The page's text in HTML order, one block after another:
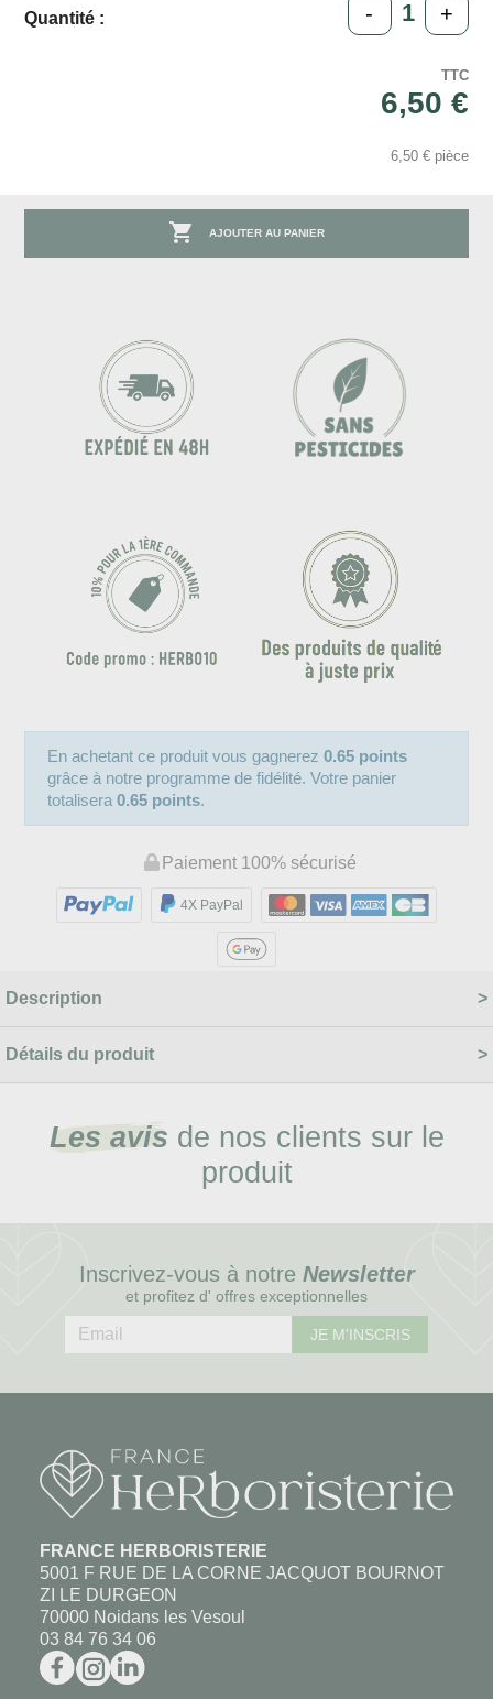
Quantité : - +
TTC
6,50 €
6,50 € pièce
 AJOUTER AU PANIER
En achetant ce produit vous gagnerez0.65 points
grâce à notre programme de fidélité. Votre panier
totalisera0.65 points.
Paiement 100% sécurisé
4X PayPal
Description
Détails du produit
Les avis de nos clients sur le
produit
Inscrivez-vous à notre Newsletter
et profitez d' offres exceptionnelles
JE M'INSCRIS
FRANCE HERBORISTERIE
5001 F RUE DE LA CORNE JACQUOT BOURNOT
ZI LE DURGEON
70000 Noidans les Vesoul
03 84 76 34 06